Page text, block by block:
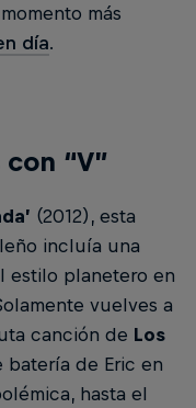
más
día.
“V”
(2012), esta
incluía una
estilo planetero en
vuelves a
canción de Los
batería de Eric en
hasta el